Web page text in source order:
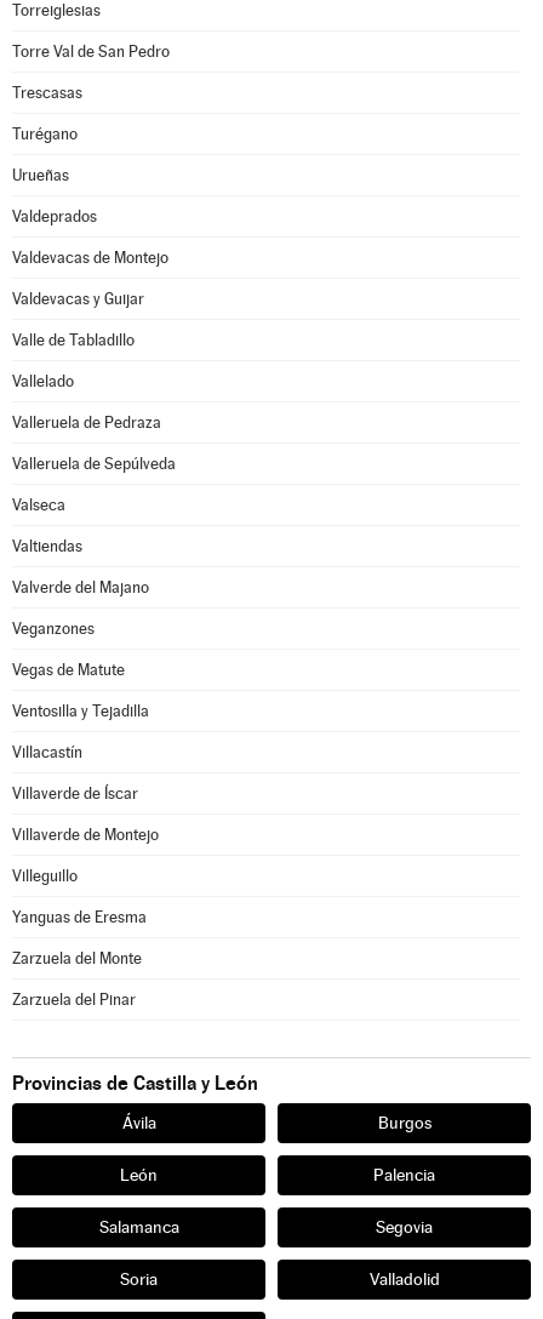
Torreiglesias
Torre Val de San Pedro
Trescasas
Turégano
Urueñas
Valdeprados
Valdevacas de Montejo
Valdevacas y Guijar
Valle de Tabladillo
Vallelado
Valleruela de Pedraza
Valleruela de Sepúlveda
Valseca
Valtiendas
Valverde del Majano
Veganzones
Vegas de Matute
Ventosilla y Tejadilla
Villacastín
Villaverde de Íscar
Villaverde de Montejo
Villeguillo
Yanguas de Eresma
Zarzuela del Monte
Zarzuela del Pinar
Provincias de Castilla y León
Ávila Burgos
León Palencia
Salamanca Segovia
Soria Valladolid